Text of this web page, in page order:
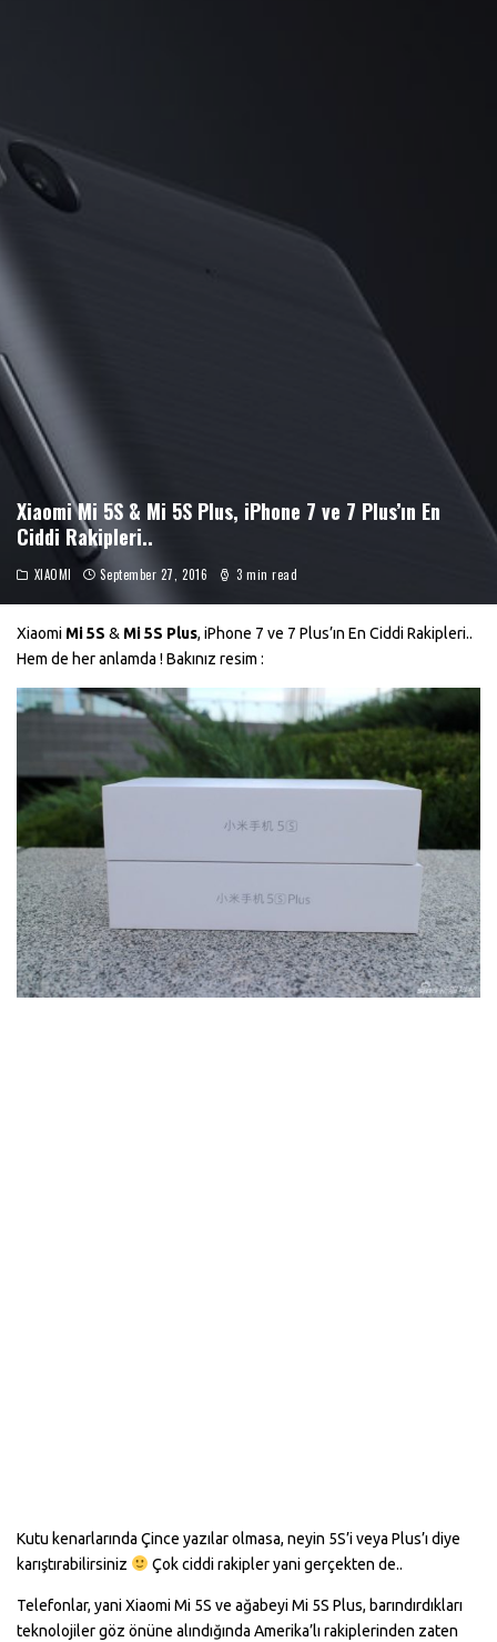
Xiaomi Mi 5S & Mi 5S Plus, iPhone 7 ve 7 Plus’ın En
Ciddi Rakipleri..
XIAOMI September 27, 2016 3 min read
Xiaomi Mi 5S & Mi 5S Plus, iPhone 7 ve 7 Plus’ın En Ciddi Rakipleri..
Hem de her anlamda ! Bakınız resim :
Kutu kenarlarında Çince yazılar olmasa, neyin 5S’i veya Plus’ı diye
karıştırabilirsiniz
Çok ciddi rakipler yani gerçekten de..
Telefonlar, yani Xiaomi Mi 5S ve ağabeyi Mi 5S Plus, barındırdıkları
teknolojiler göz önüne alındığında Amerika’lı rakiplerinden zaten